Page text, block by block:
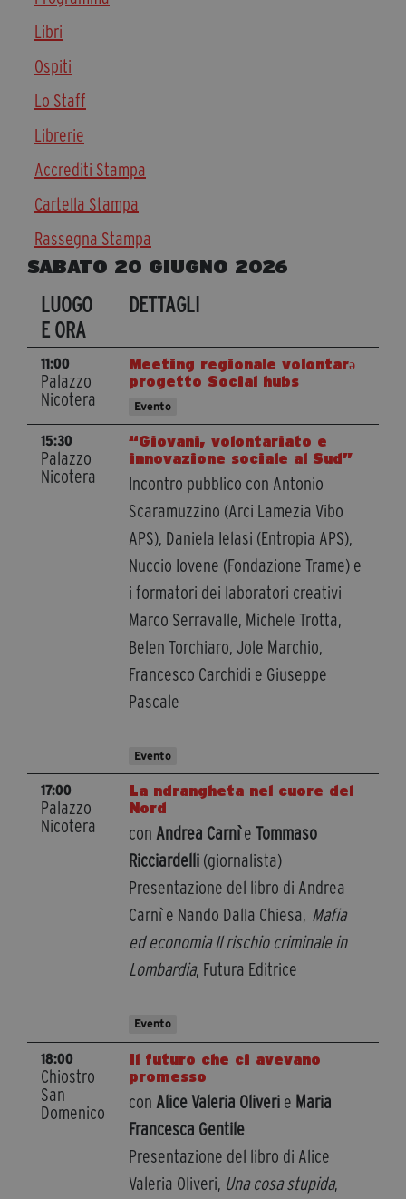
Diventa Partner
Fondazione Trame
Chi Siamo
Civico Trame
#Trameascuola
Visioni Civiche
Mostra 3D - Visioni Civiche
Archivio Storico
Contatti
segreteria@tramefestival.it
info@tramefestival.it
+39 346 954 4078
SABATO 20 GIUGNO 2026
LUOGO
E ORA
DETTAGLI
11:00
Palazzo
Nicotera
Meeting regionale volontarə
progetto Social hubs
Evento
15:30
Palazzo
Nicotera
“Giovani, volontariato e
innovazione sociale al Sud”
Incontro pubblico con Antonio
Scaramuzzino (Arci Lamezia Vibo
APS), Daniela Ielasi (Entropia APS),
Nuccio Iovene (Fondazione Trame) e
i formatori dei laboratori creativi
Marco Serravalle, Michele Trotta,
Belen Torchiaro, Jole Marchio,
Francesco Carchidi e Giuseppe
Pascale
Evento
17:00
Palazzo
Nicotera
La ndrangheta nel cuore del
Nord
con Andrea Carnìe Tommaso
Ricciardelli (giornalista)
Presentazione del libro di Andrea
Carnì e Nando Dalla Chiesa, Mafia
ed economia Il rischio criminale in
Lombardia, Futura Editrice
Evento
18:00
Chiostro
San
Domenico
Il futuro che ci avevano
promesso
con Alice Valeria Oliveri e Maria
Francesca Gentile
Presentazione del libro di Alice
Valeria Oliveri, Una cosa stupida,
Libri
Ospiti
Lo Staff
Librerie
Accrediti Stampa
Cartella Stampa
Rassegna Stampa